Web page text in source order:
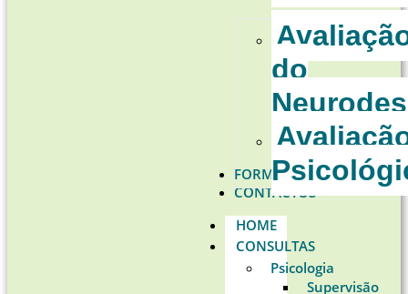
do
FORMAÇÕES
CONTACTOS
HOME
CONSULTAS
Psicologia
Supervisão